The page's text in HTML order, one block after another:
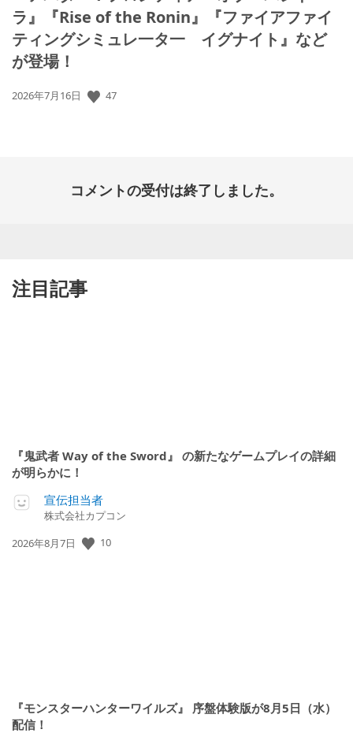
ラ』『Rise of the Ronin』『ファイアファイ
ティングシミュレ一タ一 イグナイト』など
が登場！
公
2026年7月16日 47
コメントの受付は終了しました。
注目記事
『鬼武者 Way of the Sword』 の新たなゲームプレイの詳細
が明らかに！
宣伝担当者
株式会社カプコン
公
2026年8月7日 10
『モンスターハンターワイルズ』 序盤体験版が8月5日（水）
配信！